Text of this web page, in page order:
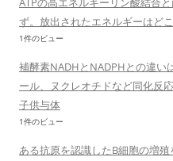
ず。放出されたエネルギーはど
1件のビュー
補酵素NADHとNADPHとの違い
ール、ヌクレオチドなど同化反
子供与体
1件のビュー
ある抗原を認識したB細胞の増